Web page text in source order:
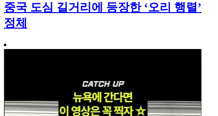
중국 도심 길거리에 등장한 ‘오리 행렬’
정체